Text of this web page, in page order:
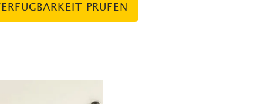
PRÜFEN